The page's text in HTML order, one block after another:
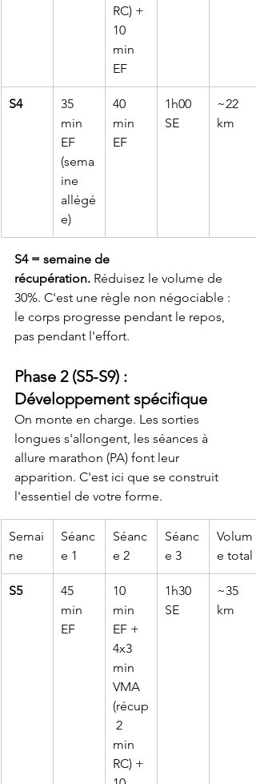
RC) +
10
min
EF
S4
35
min
EF
(sema
ine
allégé
e)
40
min
EF
1h00
SE
~22
km
S4 = semaine de
récupération. Réduisez le volume de
30%. C'est une règle non négociable :
le corps progresse pendant le repos,
pas pendant l'effort.
Phase 2 (S5-S9) :
Développement spécifique
On monte en charge. Les sorties
longues s'allongent, les séances à
allure marathon (PA) font leur
apparition. C'est ici que se construit
l'essentiel de votre forme.
Semai
ne
Séanc
e 1
Séanc
e 2
Séanc
e 3
Volum
e total
S5
45
min
EF
10
min
EF +
4x3
min
VMA
(récup
2
min
RC) +
1h30
SE
~35
km